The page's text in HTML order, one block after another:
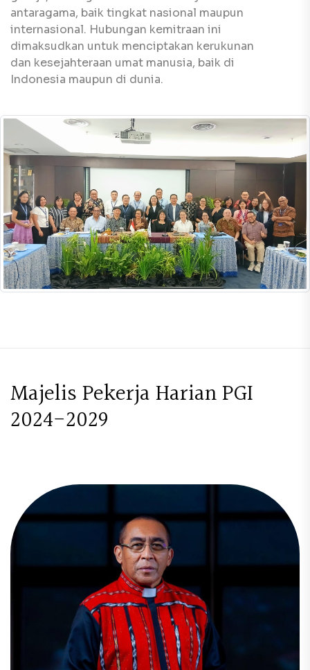
antaragama, baik tingkat nasional maupun
internasional. Hubungan kemitraan ini
dimaksudkan untuk menciptakan kerukunan
dan kesejahteraan umat manusia, baik di
Indonesia maupun di dunia.
MajelisPekerjaHarianPGI
2024-2029